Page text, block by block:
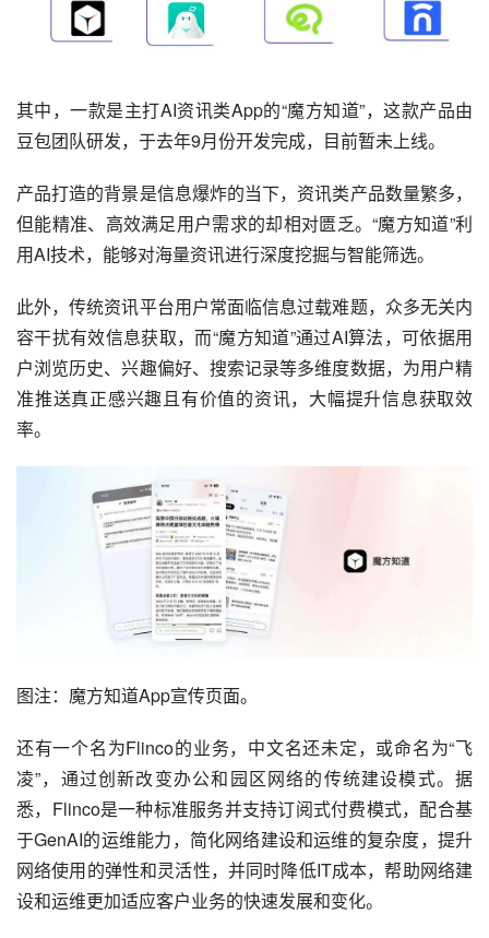
其中，一款是主打AI资讯类App的“魔方知道”，这款产品由
豆包团队研发，于去年9月份开发完成，目前暂未上线。
产品打造的背景是信息爆炸的当下，资讯类产品数量繁多，
但能精准、高效满足用户需求的却相对匮乏。“魔方知道”利
用AI技术，能够对海量资讯进行深度挖掘与智能筛选。
此外，传统资讯平台用户常面临信息过载难题，众多无关内
容干扰有效信息获取，而“魔方知道”通过AI算法，可依据用
户浏览历史、兴趣偏好、搜索记录等多维度数据，为用户精
准推送真正感兴趣且有价值的资讯，大幅提升信息获取效
率。
图注：魔方知道App宣传页面。
还有一个名为Flinco的业务，中文名还未定，或命名为“飞
凌”，通过创新改变办公和园区网络的传统建设模式。据
悉，Flinco是一种标准服务并支持订阅式付费模式，配合基
于GenAI的运维能力，简化网络建设和运维的复杂度，提升
网络使用的弹性和灵活性，并同时降低IT成本，帮助网络建
设和运维更加适应客户业务的快速发展和变化。